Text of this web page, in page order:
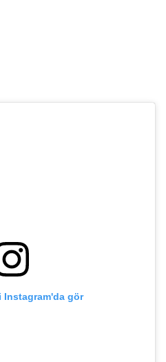
Instagram'da gör